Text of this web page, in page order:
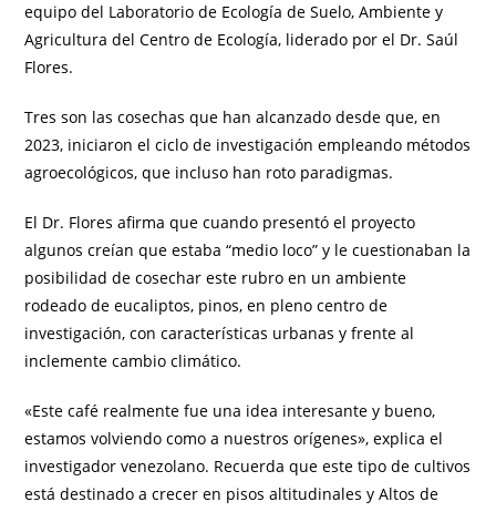
equipo del Laboratorio de Ecología de Suelo, Ambiente y
Agricultura del Centro de Ecología, liderado por el Dr. Saúl
Flores.
Tres son las cosechas que han alcanzado desde que, en
2023, iniciaron el ciclo de investigación empleando métodos
agroecológicos, que incluso han roto paradigmas.
El Dr. Flores afirma que cuando presentó el proyecto
algunos creían que estaba “medio loco” y le cuestionaban la
posibilidad de cosechar este rubro en un ambiente
rodeado de eucaliptos, pinos, en pleno centro de
investigación, con características urbanas y frente al
inclemente cambio climático.
«Este café realmente fue una idea interesante y bueno,
estamos volviendo como a nuestros orígenes», explica el
investigador venezolano. Recuerda que este tipo de cultivos
está destinado a crecer en pisos altitudinales y Altos de